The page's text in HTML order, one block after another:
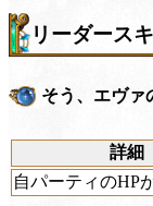
リーダース
そう、エヴァ
詳細
自パーティのHP